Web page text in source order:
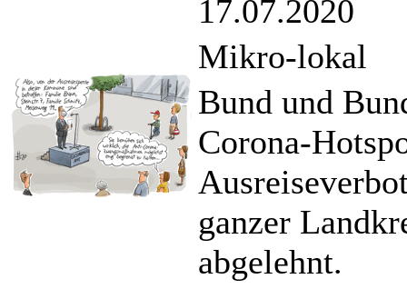
17.07.2020
Mikro-lokal
Bund und
Corona-
ganzer
abgelehnt.